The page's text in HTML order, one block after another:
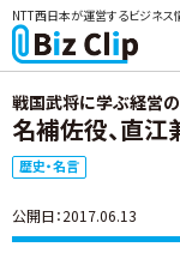
NTT西日本が運営するビジネス
戦国武将に学ぶ経営の
名補佐役、直
歴史・名言
公開日：2017.06.13